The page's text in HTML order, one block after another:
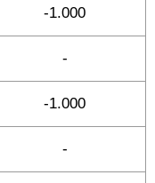
-1.000
-
-1.000
-